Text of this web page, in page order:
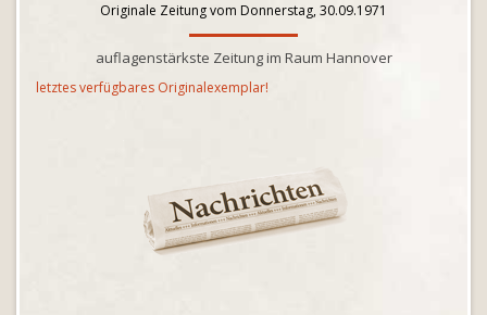
Originale Zeitung vom Donnerstag, 30.09.1971
auflagenstärkste Zeitung im Raum Hannover
letztes verfügbares Originalexemplar!